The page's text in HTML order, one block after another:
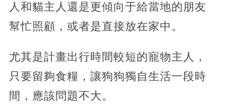
人和貓主人還是更傾向于給當地的朋友
幫忙照顧，或者是直接放在家中。
尤其是計畫出行時間較短的寵物主人，
只要留夠食糧，讓狗狗獨自生活一段時
間，應該問題不大。